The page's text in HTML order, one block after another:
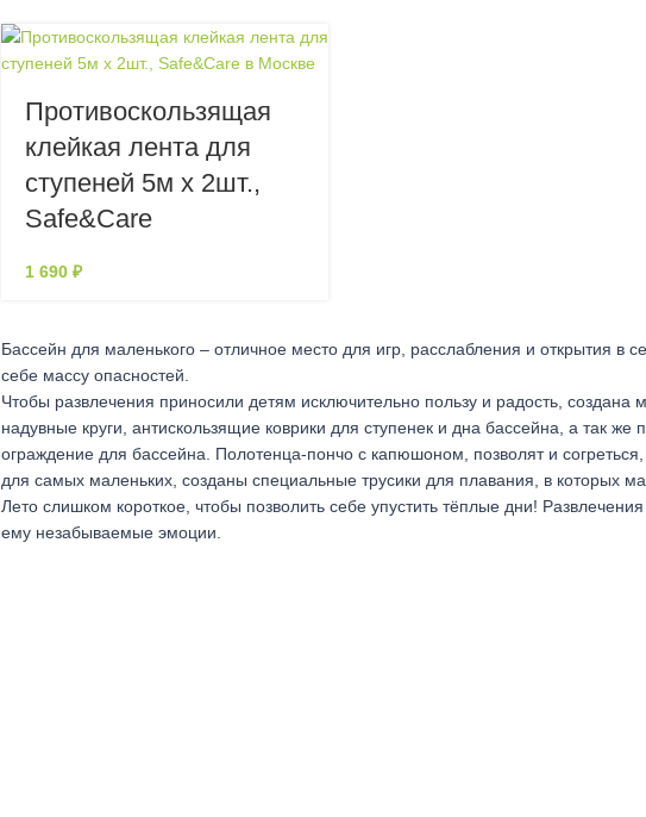
Противоскользящая
клейкая лента для
ступеней 5м х 2шт.,
Safe&Care
1 690 ₽
Бассейн для маленького – отличное место для игр, расслабления и открытия в
себе массу опасностей.
Чтобы развлечения приносили детям исключительно пользу и радость, создана
надувные круги, антискользящие коврики для ступенек и дна бассейна, а так
ограждение для бассейна. Полотенца-пончо с капюшоном, позволят и
для самых маленьких, созданы специальные трусики для плавания, в которых
Лето слишком короткое, чтобы позволить себе упустить тёплые дни!
ему незабываемые эмоции.